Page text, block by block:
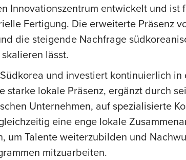
Innovationszentrum entwickelt und
Fertigung. Die erweiterte Präsenz
die steigende Nachfrage
lässt.
und investiert kontinuierlich in
lokale Präsenz, ergänzt durch
Unternehmen, auf spezialisierte
eine enge lokale
um Talente weiterzubilden und
mitzuarbeiten.